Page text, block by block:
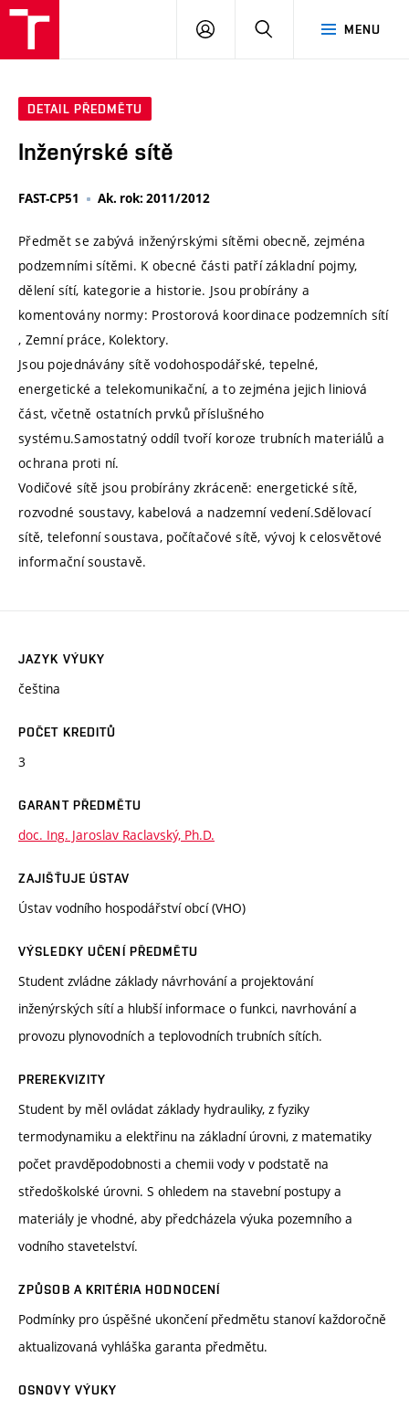
MENU
PŘIHLÁSIT
DETAIL PŘEDMĚTU
Inženýrské sítě
FAST-CP51 Ak. rok: 2011/2012
Předmět se zabývá inženýrskými sítěmi obecně, zejména
podzemními sítěmi. K obecné části patří základní pojmy,
dělení sítí, kategorie a historie. Jsou probírány a
komentovány normy: Prostorová koordinace podzemních sítí
, Zemní práce, Kolektory.
Jsou pojednávány sítě vodohospodářské, tepelné,
energetické a telekomunikační, a to zejména jejich liniová
část, včetně ostatních prvků příslušného
systému.Samostatný oddíl tvoří koroze trubních materiálů a
ochrana proti ní.
Vodičové sítě jsou probírány zkráceně: energetické sítě,
rozvodné soustavy, kabelová a nadzemní vedení.Sdělovací
sítě, telefonní soustava, počítačové sítě, vývoj k celosvětové
informační soustavě.
JAZYK VÝUKY
čeština
POČET KREDITŮ
3
GARANT PŘEDMĚTU
doc. Ing. Jaroslav Raclavský, Ph.D.
ZAJIŠŤUJE ÚSTAV
Ústav vodního hospodářství obcí (VHO)
VÝSLEDKY UČENÍ PŘEDMĚTU
Student zvládne základy návrhování a projektování
inženýrských sítí a hlubší informace o funkci, navrhování a
provozu plynovodních a teplovodních trubních sítích.
PREREKVIZITY
Student by měl ovládat základy hydrauliky, z fyziky
termodynamiku a elektřinu na základní úrovni, z matematiky
počet pravděpodobnosti a chemii vody v podstatě na
středoškolské úrovni. S ohledem na stavební postupy a
materiály je vhodné, aby předcházela výuka pozemního a
vodního stavetelství.
ZPŮSOB A KRITÉRIA HODNOCENÍ
Podmínky pro úspěšné ukončení předmětu stanoví každoročně
aktualizovaná vyhláška garanta předmětu.
OSNOVY VÝUKY